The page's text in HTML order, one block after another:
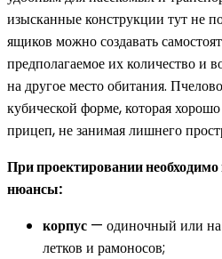
изысканные конструкции тут не
ящиков можно создавать
предполагаемое их количество и
на другое место обитания.
кубической форме, которая
прицеп, не занимая лишнего
При проектировании необходимо
нюансы:
корпус — одиночный или на
летков и рамоносов;